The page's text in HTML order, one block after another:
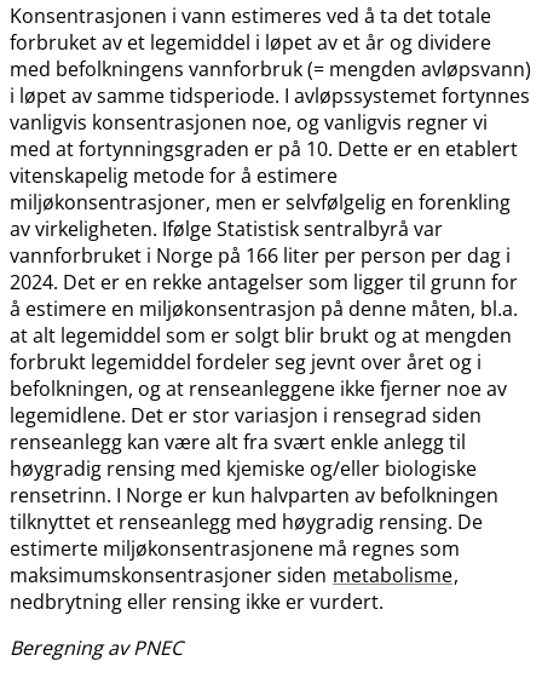
Konsentrasjonen i vann estimeres ved å ta det totale
forbruket av et legemiddel i løpet av et år og dividere
med befolkningens vannforbruk (= mengden avløpsvann)
i løpet av samme tidsperiode. I avløpssystemet fortynnes
vanligvis konsentrasjonen noe, og vanligvis regner vi
med at fortynningsgraden er på 10. Dette er en etablert
vitenskapelig metode for å estimere
miljøkonsentrasjoner, men er selvfølgelig en forenkling
av virkeligheten. Ifølge Statistisk sentralbyrå var
vannforbruket i Norge på 166 liter per person per dag i
2024. Det er en rekke antagelser som ligger til grunn for
å estimere en miljøkonsentrasjon på denne måten, bl.a.
at alt legemiddel som er solgt blir brukt og at mengden
forbrukt legemiddel fordeler seg jevnt over året og i
befolkningen, og at renseanleggene ikke fjerner noe av
legemidlene. Det er stor variasjon i rensegrad siden
renseanlegg kan være alt fra svært enkle anlegg til
høygradig rensing med kjemiske og​/​eller biologiske
rensetrinn. I Norge er kun halvparten av befolkningen
tilknyttet et renseanlegg med høygradig rensing. De
estimerte miljøkonsentrasjonene må regnes som
maksimumskonsentrasjoner siden metabolisme,
nedbrytning eller rensing ikke er vurdert.
Beregning av PNEC